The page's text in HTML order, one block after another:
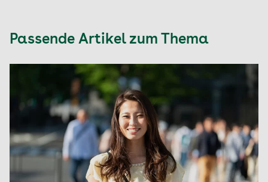
Passende Artikel zum Thema